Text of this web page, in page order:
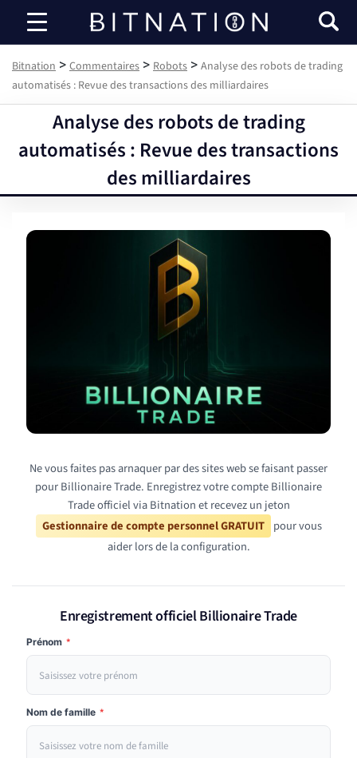
Bitnation
Bitnation > Commentaires > Robots > Analyse des robots de trading
automatisés : Revue des transactions des milliardaires
Analyse des robots de trading
automatisés : Revue des transactions
des milliardaires
Ne vous faites pas arnaquer par des sites web se faisant passer
pour Billionaire Trade. Enregistrez votre compte Billionaire
Trade officiel via Bitnation et recevez un jeton
Gestionnaire de compte personnel GRATUIT pour vous
aider lors de la configuration.
Enregistrement officiel Billionaire Trade
Prénom *
Nom de famille *